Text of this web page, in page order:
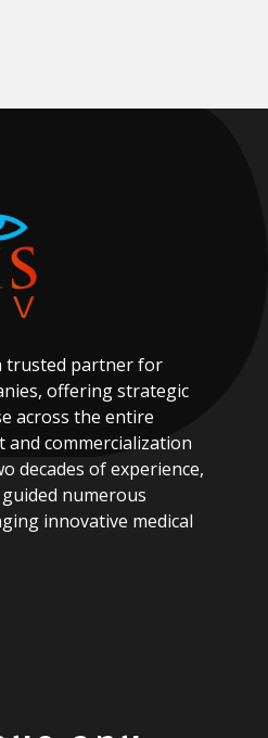
trusted partnerfor
offeringstrategic
across the entire
and commercialization
decades ofexperience,
guided numerous
innovative medical